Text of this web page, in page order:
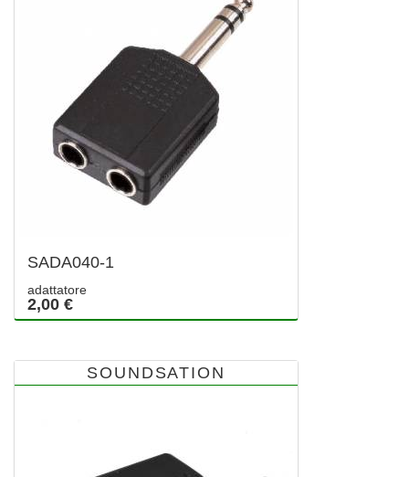
SADA040-1
adattatore
2,00 €
SOUNDSATION